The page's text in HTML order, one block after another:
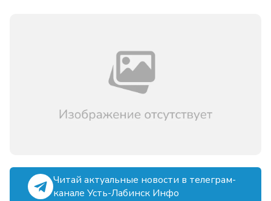
Читай актуальные новости в телеграм-
канале Усть-Лабинск Инфо